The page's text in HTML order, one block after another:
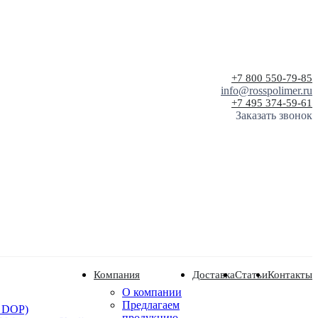
+7 800 550-79-85
info@rosspolimer.ru
+7 495 374-59-61
Заказать звонок
Компания
О компании
Предлагаем
ДоставкаСтатьиКонтакты